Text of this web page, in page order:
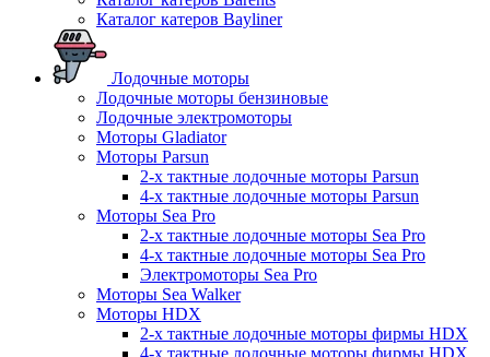
Каталог катеров Bayliner
Лодочные моторы
Лодочные моторы бензиновые
Лодочные электромоторы
Моторы Gladiator
Моторы Parsun
2-х тактные лодочные моторы Parsun
4-х тактные лодочные моторы Parsun
Моторы Sea Pro
2-х тактные лодочные моторы Sea Pro
4-х тактные лодочные моторы Sea Pro
Электромоторы Sea Pro
Моторы Sea Walker
Моторы HDX
2-х тактные лодочные моторы фирмы HDX
4-х тактные лодочные моторы фирмы HDX